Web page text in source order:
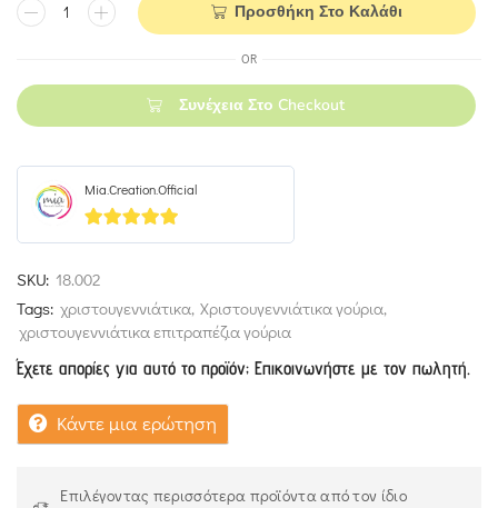
Προσθήκη Στο Καλάθι
OR
Συνέχεια Στο Checkout
Mia.Creation.Official
5out of 5
SKU: 18.002
Tags: χριστουγεννιάτικα, Χριστουγεννιάτικα γούρια,
χριστουγεννιάτικα επιτραπέζια γούρια
Έχετε απορίες για αυτό το προϊόν; Επικοινωνήστε με τον πωλητή.
Κάντε μια ερώτηση
Επιλέγοντας περισσότερα προϊόντα από τον ίδιο